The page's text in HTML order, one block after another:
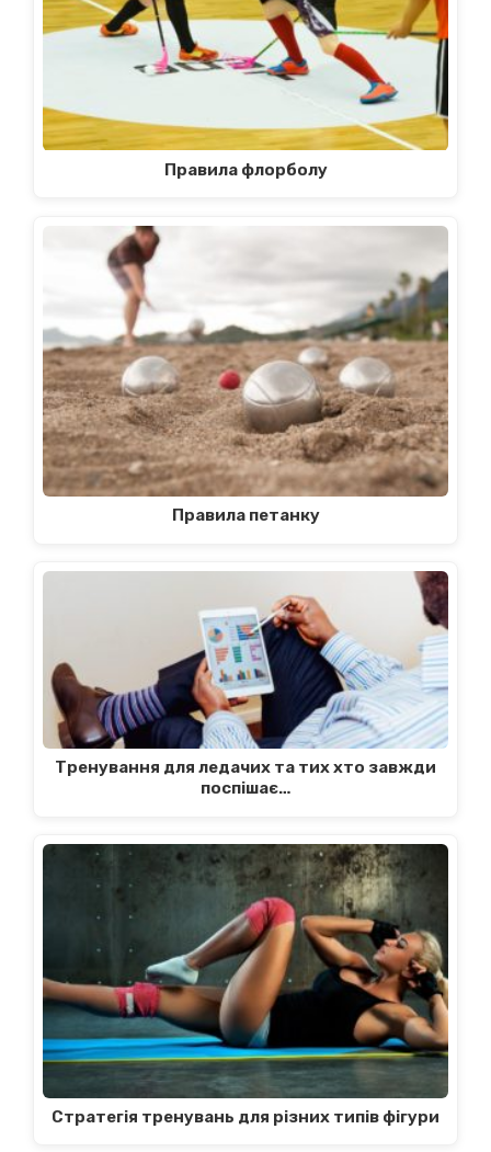
Правила флорболу
Правила петанку
Тренування для ледачих та тих хто завжди
поспішає…
Стратегія тренувань для різних типів фігури